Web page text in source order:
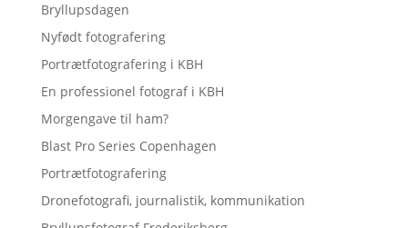
Bryllupsdagen
Nyfødt fotografering
Portrætfotografering i KBH
En professionel fotograf i KBH
Morgengave til ham?
Blast Pro Series Copenhagen
Portrætfotografering
Dronefotografi, journalistik, kommunikation